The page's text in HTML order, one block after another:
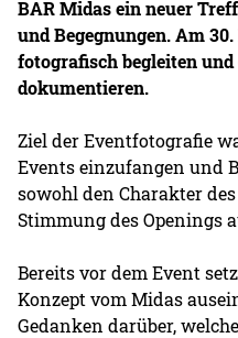
BAR Midas ein neuer
und Begegnungen. Am
fotografisch begleiten und
dokumentieren.
Ziel der Eventfotografie
Events einzufangen und
sowohl den Charakter
Stimmung des Openings
Bereits vor dem Event
Konzept vom Midas
Gedanken darüber,